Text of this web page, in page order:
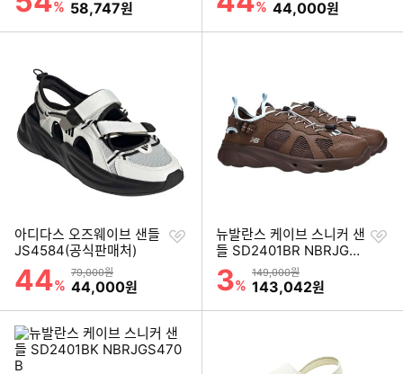
% 할인금액
58,747원 % 할인금액
44,000원
아디다스 오즈웨이브 샌들
JS4584(공식판매처)
할인률
44%
상품금액
79,000원
할인금액
44,000원
찜
뉴발란스 케이브 스니커 샌
들 SD2401BR NBRJGS4
70F
할인률
3%
상품금액
149,000원
할인금액
143,042원
찜
세부정보 열기/접기